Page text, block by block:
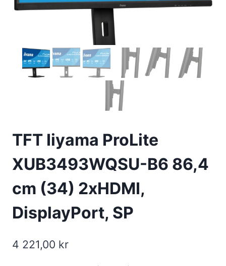
TFT Iiyama ProLite
XUB3493WQSU-B6 86,4
cm (34) 2xHDMI,
DisplayPort, SP
4 221,00 kr